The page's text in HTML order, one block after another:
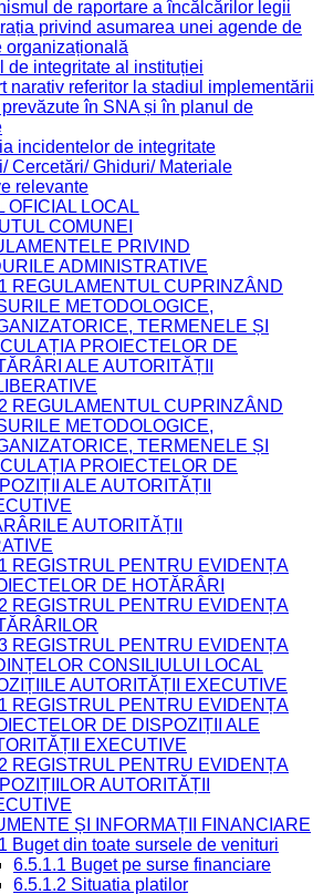
de raportare a încălcărilor legii
privind asumarea unei agende de
organizațională
de integritate al instituției
narativ referitor la stadiul implementării
în SNA și în planul de
incidentelor de integritate
Cercetări/ Ghiduri/ Materiale
relevante
OFICIAL LOCAL
COMUNEI
PRIVIND
ADMINISTRATIVE
REGULAMENTUL CUPRINZÂND
METODOLOGICE,
TERMENELE ȘI
PROIECTELOR DE
ALE AUTORITĂȚII
REGULAMENTUL CUPRINZÂND
METODOLOGICE,
TERMENELE ȘI
PROIECTELOR DE
ALE AUTORITĂȚII
AUTORITĂȚII
REGISTRUL PENTRU EVIDENȚA
DE HOTĂRÂRI
REGISTRUL PENTRU EVIDENȚA
REGISTRUL PENTRU EVIDENȚA
CONSILIULUI LOCAL
AUTORITĂȚII EXECUTIVE
REGISTRUL PENTRU EVIDENȚA
DE DISPOZIȚII ALE
EXECUTIVE
REGISTRUL PENTRU EVIDENȚA
AUTORITĂȚII
ȘI INFORMAȚII FINANCIARE
Buget din toate sursele de venituri
6.5.1.1 Buget pe surse financiare
6.5.1.2 Situatia platilor